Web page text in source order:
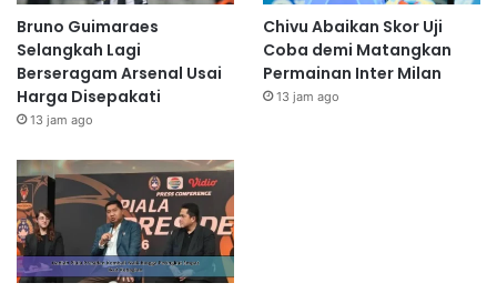
Bruno Guimaraes
Selangkah Lagi
Berseragam Arsenal Usai
Harga Disepakati
13 jam ago
Chivu Abaikan Skor Uji
Coba demi Matangkan
Permainan Inter Milan
13 jam ago